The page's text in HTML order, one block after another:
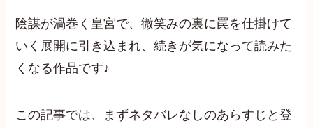
陰謀が渦巻く皇宮で、微笑みの裏に罠を仕掛けて
いく展開に引き込まれ、続きが気になって読みた
くなる作品です♪
この記事では、まずネタバレなしのあらすじと登